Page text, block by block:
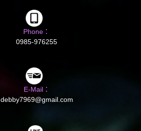
Phone：
0985-976255
E-Mail：
debby7969@gmail.com